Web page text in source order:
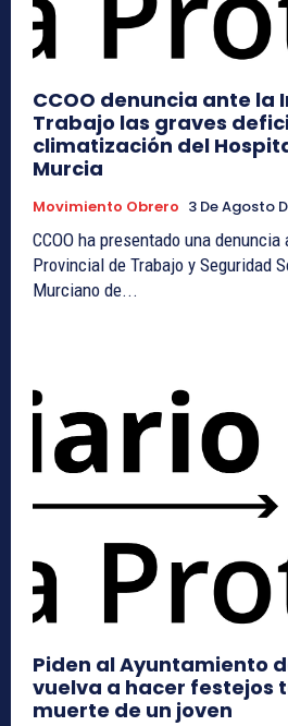
CCOO denuncia ante la
Trabajo las graves
climatización del
Murcia
Movimiento Obrero 3 De Agosto
CCOO ha presentado una
Provincial de Trabajo y Seguridad
Murciano de...
Piden al Ayuntamiento
vuelva a hacer festejos
muerte de un joven